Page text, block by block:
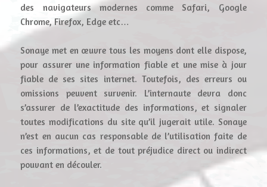
des navigateurs modernes comme Safari, Google
Chrome, Firefox, Edge etc…
Sonaye met en œuvre tous les moyens dont elle dispose,
pour assurer une information fiable et une mise à jour
fiable de ses sites internet. Toutefois, des erreurs ou
omissions peuvent survenir. L’internaute devra donc
s’assurer de l’exactitude des informations, et signaler
toutes modifications du site qu’il jugerait utile. Sonaye
n’est en aucun cas responsable de l’utilisation faite de
ces informations, et de tout préjudice direct ou indirect
pouvant en découler.